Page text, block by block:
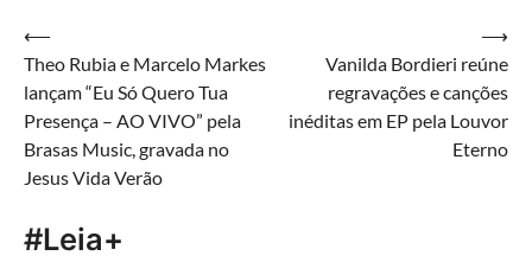
Navegação
de
Post
⟵
Theo Rubia e Marcelo Markes
lançam “Eu Só Quero Tua
Presença – AO VIVO” pela
Brasas Music, gravada no
Jesus Vida Verão
Vanilda Bordieri reúne
regravações e canções
inéditas em EP pela Louvor
Eterno
⟶
#Leia+